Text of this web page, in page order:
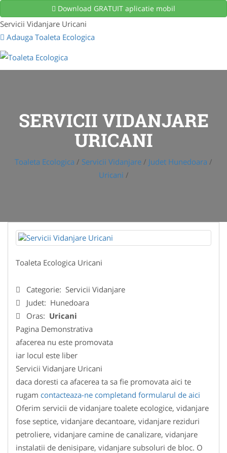
Download GRATUIT aplicatie mobil
Servicii Vidanjare Uricani
Adauga Toaleta Ecologica
SERVICII VIDANJARE
URICANI
Toaleta Ecologica / Servicii Vidanjare / Judet Hunedoara /
Uricani /
Toaleta Ecologica Uricani
Categorie: Servicii Vidanjare
Judet: Hunedoara
Oras: Uricani
Pagina Demonstrativa
afacerea nu este promovata
iar locul este liber
Servicii Vidanjare Uricani
daca doresti ca afacerea ta sa fie promovata aici te
rugam contacteaza-ne completand formularul de aici
Oferim servicii de vidanjare toalete ecologice, vidanjare
fose septice, vidanjare decantoare, vidanjare reziduri
petroliere, vidanjare camine de canalizare, vidanjare
instalatii de denisipare, vidanjare subsoluri de bloc. O